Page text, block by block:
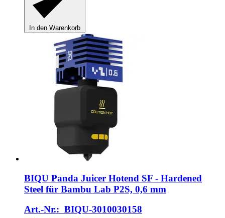
In den Warenkorb
BIQU Panda Juicer Hotend SF -​ Hardened
Steel für Bambu Lab P2S, 0,6 mm
Art.-Nr.: BIQU-3010030158